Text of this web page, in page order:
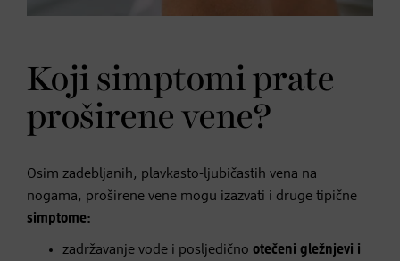
Koji simptomi prate
proširene vene?
Osim zadebljanih, plavkasto-ljubičastih vena na
nogama, proširene vene mogu izazvati i druge tipične
simptome:
zadržavanje vode i posljedično otečeni gležnjevi i